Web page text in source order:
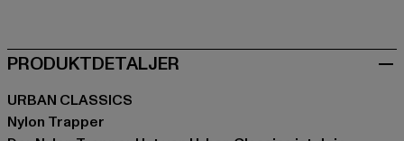
PRODUKTDETALJER
URBAN CLASSICS
Nylon Trapper